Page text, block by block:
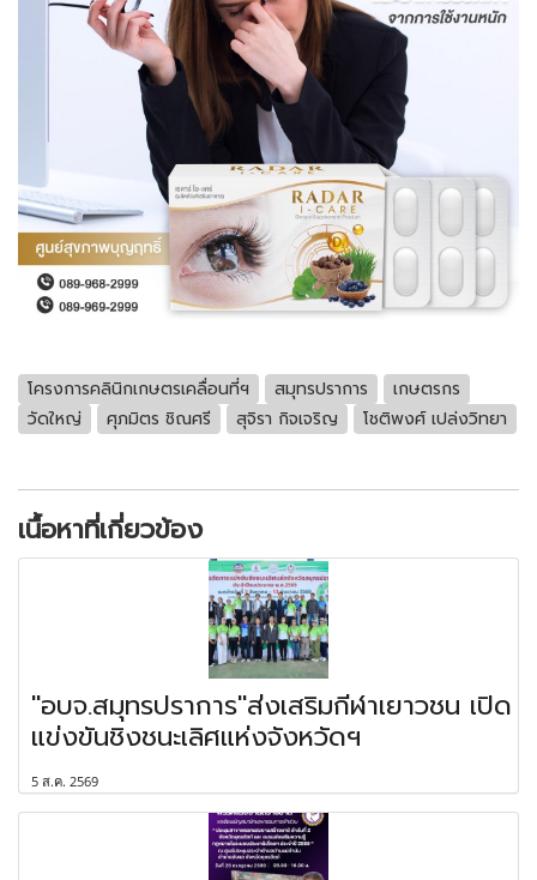
โครงการคลินิกเกษตรเคลื่อนที่ฯ สมุทรปราการ
เกษตรกร
วัดใหญ่
ศุภมิตร ชิณศรี สุจิรา กิจเจริญ โชติพงศ์ เปล่งวิทยา
เนื้อหาที่เกี่ยวข้อง
"อบจ.สมุทรปราการ"ส่งเสริมกีฬาเยาวชน เปิด
แข่งขันชิงชนะเลิศแห่งจังหวัดฯ
5 ส.ค. 2569